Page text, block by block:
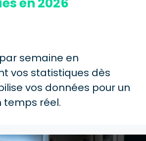
semaine en
vos statistiques dès
vos données pour un
temps réel.